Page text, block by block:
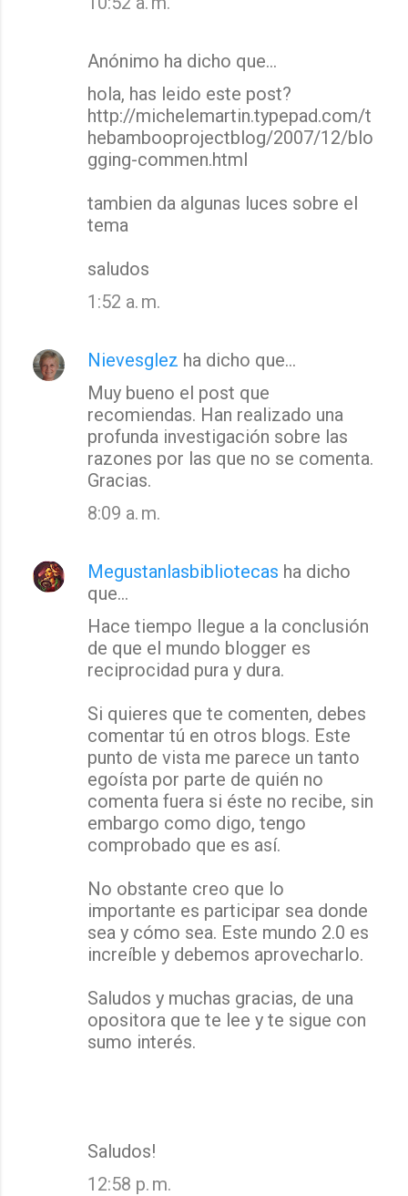
Anónimo ha dicho que…
hola, has leido este post?
http://michelemartin.typepad.com/t
hebambooprojectblog/2007/12/blo
gging-commen.html
tambien da algunas luces sobre el
tema
saludos
1:52 a. m.
Nievesglez ha dicho que…
Muy bueno el post que
recomiendas. Han realizado una
profunda investigación sobre las
razones por las que no se comenta.
Gracias.
8:09 a. m.
Megustanlasbibliotecas ha dicho
que…
Hace tiempo llegue a la conclusión
de que el mundo blogger es
reciprocidad pura y dura.
Si quieres que te comenten, debes
comentar tú en otros blogs. Este
punto de vista me parece un tanto
egoísta por parte de quién no
comenta fuera si éste no recibe, sin
embargo como digo, tengo
comprobado que es así.
No obstante creo que lo
importante es participar sea donde
sea y cómo sea. Este mundo 2.0 es
increíble y debemos aprovecharlo.
Saludos y muchas gracias, de una
opositora que te lee y te sigue con
sumo interés.
Saludos!
12:58 p. m.